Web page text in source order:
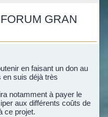
e
GRAN
en faisant un don au
en suis déjà très
notamment à payer le
aux différents coûts de
ce projet.